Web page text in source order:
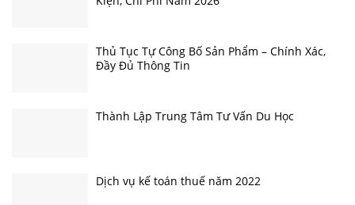
Thủ Tục Tự Công Bố Sản Phẩm – Chính Xác,
Đầy Đủ Thông Tin
Thành Lập Trung Tâm Tư Vấn Du Học
Dịch vụ kế toán thuế năm 2022